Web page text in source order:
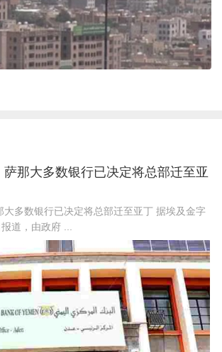
那大多数银行已决定将总部迁至亚
大多数银行已决定将总部迁至亚丁 据埃及金字
道，由政府 ...